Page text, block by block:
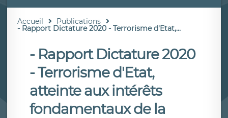
Accueil Publications
- Rapport Dictature 2020 - Terrorisme d'Etat,...
- Rapport Dictature 2020
- Terrorisme d'Etat,
atteinte aux intérêts
fondamentaux de la